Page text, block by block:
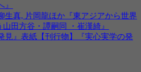
生真, 片岡龍ほか『東アジアから世界
田方谷・譚嗣同 ・崔漢綺』
【刊行物】『実心実学の発